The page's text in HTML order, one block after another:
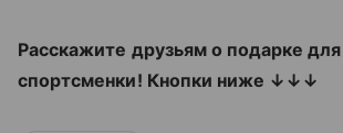
Расскажите друзьям о подарке
спортсменки! Кнопки ниже ↓↓↓